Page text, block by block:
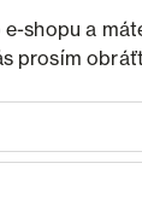
shopu a
prosím